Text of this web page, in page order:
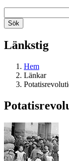
Länkstig
Hem
Länkar